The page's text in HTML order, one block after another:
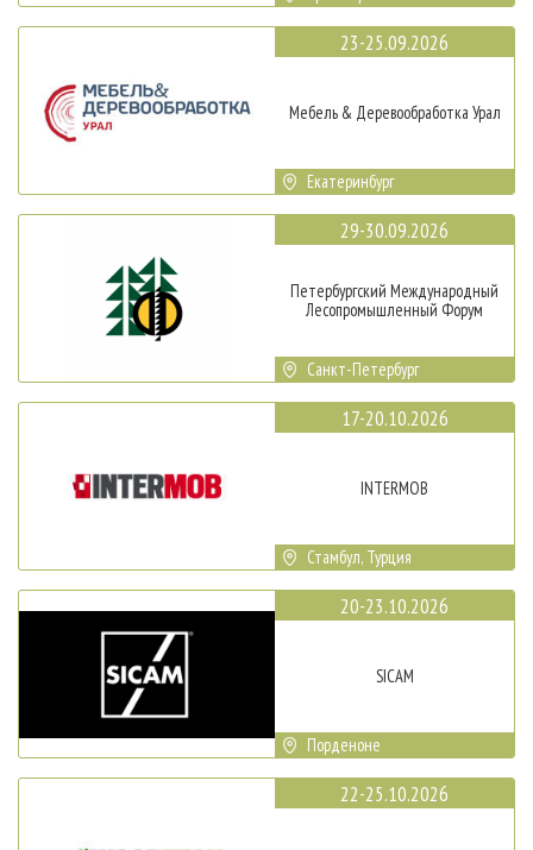
23-25.09.2026
Мебель & Деревообработка Урал
Екатеринбург
29-30.09.2026
Петербургский Международный
Лесопромышленный Форум
Санкт-Петербург
17-20.10.2026
INTERMOB
Стамбул, Турция
20-23.10.2026
SICAM
Порденоне
22-25.10.2026